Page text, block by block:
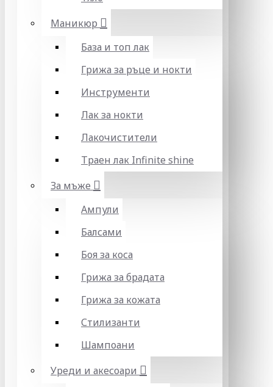
Маникюр
База и топ лак
Грижа за ръце и нокти
Инструменти
Лак за нокти
Лакочистители
Траен лак Infinite shine
За мъже
Ампули
Балсами
Боя за коса
Грижа за брадата
Грижа за кожата
Стилизанти
Шампоани
Уреди и акесоари